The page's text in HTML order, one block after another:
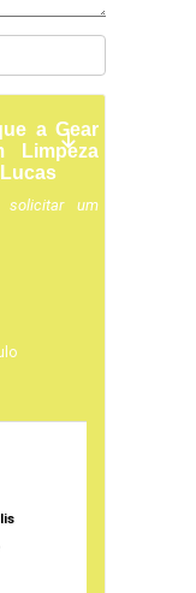
a Gear
Limpeza
solicitar um